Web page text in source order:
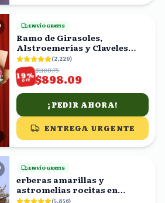
ENVÍO GRATIS
Ramo de Girasoles,
Alstroemerias y Claveles
Rosas
(2,220)
19%
OFF
$1108.75
$898.09
¡PEDIR AHORA!
ENTREGA URGENTE
ENVÍO GRATIS
erberas amarillas y
astromelias rocitas en
florero (5,856)